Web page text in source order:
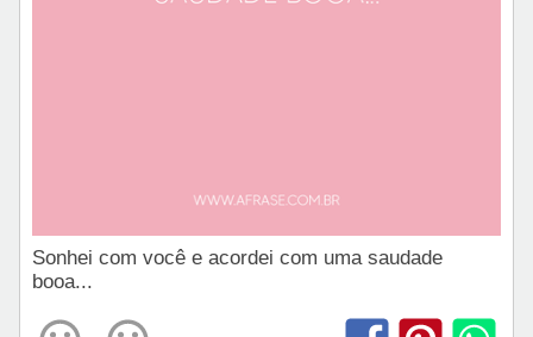
Sonhei com você e acordei com uma saudade
booa...